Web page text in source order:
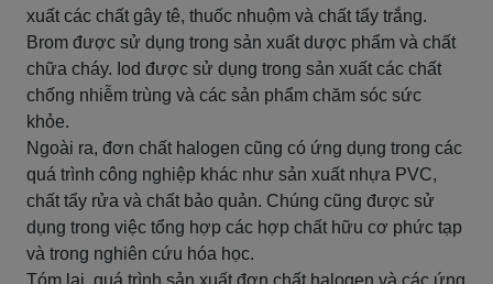
xuất các chất gây tê, thuốc nhuộm và chất tẩy trắng.
Brom được sử dụng trong sản xuất dược phẩm và chất
chữa cháy. Iod được sử dụng trong sản xuất các chất
chống nhiễm trùng và các sản phẩm chăm sóc sức
khỏe.
Ngoài ra, đơn chất halogen cũng có ứng dụng trong các
quá trình công nghiệp khác như sản xuất nhựa PVC,
chất tẩy rửa và chất bảo quản. Chúng cũng được sử
dụng trong việc tổng hợp các hợp chất hữu cơ phức tạp
và trong nghiên cứu hóa học.
Tóm lại, quá trình sản xuất đơn chất halogen và các ứng